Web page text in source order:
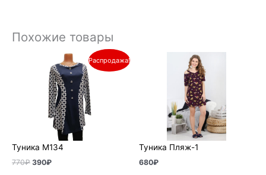
Похожие товары
Распродажа!
Туника М134
770₽
Первоначальная
составляла
770₽.
390₽
Текущая
цена:
390₽.
Туника Пляж-1
680₽